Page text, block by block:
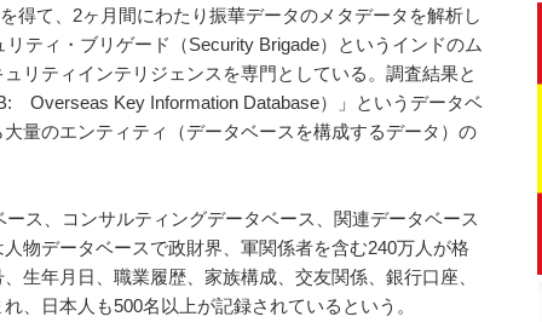
得て、2ヶ月間にわたり振華データのメタデータを解析し
ティ・ブリゲード（Security Brigade）というインドのム
リティインテリジェンスを専門としている。調査結果と
Overseas Key Information Database）」というデータベ
量のエンティティ（データベースを構成するデータ）の
ス、コンサルティングデータベース、関連データベース
物データベースで政財界、軍関係者を含む240万人が格
生年月日、職業履歴、家族構成、交友関係、銀行口座、
、日本人も500名以上が記録されているという。